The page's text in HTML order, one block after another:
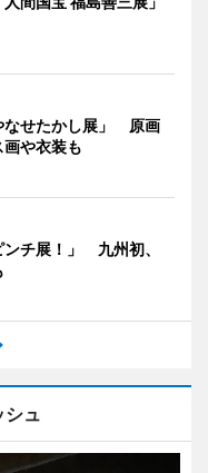
なせたかし展」 原画
や衣装も
チ展！」 九州初、
シュ